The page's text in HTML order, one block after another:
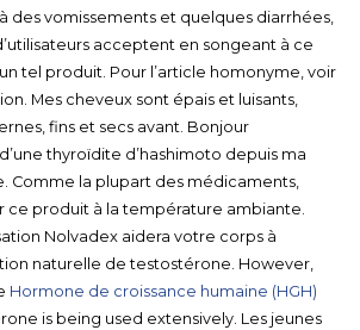
des vomissements et quelques diarrhées,
acceptent en songeant à ce
tel produit. Pour l’article homonyme, voir
Mes cheveux sont épais et luisants,
fins et secs avant. Bonjour
thyroïdite d’hashimoto depuis ma
Comme la plupart des médicaments,
ce produit à la température ambiante.
Nolvadex aidera votre corps à
naturelle de testostérone. However,
Hormone de croissance humaine (HGH)
is being used extensively. Les jeunes